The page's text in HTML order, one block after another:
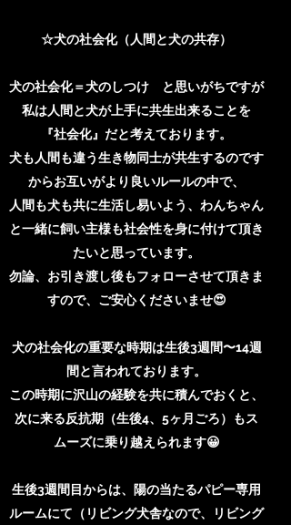
☆犬の社会化（人間と犬の共存）
犬の社会化＝犬のしつけ と思いがちですが
私は人間と犬が上手に共生出来ることを
『社会化』だと考えております。
犬も人間も違う生き物同士が共生するのです
からお互いがより良いルールの中で、
人間も犬も共に生活し易いよう、わんちゃん
と一緒に飼い主様も社会性を身に付けて頂き
たいと思っています。
勿論、お引き渡し後もフォローさせて頂きま
すので、ご安心くださいませ😍
犬の社会化の重要な時期は生後3週間〜14週
間と言われております。
この時期に沢山の経験を共に積んでおくと、
次に来る反抗期（生後4、5ヶ月ごろ）もス
ムーズに乗り越えられます😀
生後3週間目からは、陽の当たるパピー専用
ルームにて（ リビング犬舎なので、リビング